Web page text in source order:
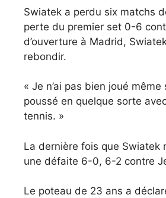
Swiatek a perdu six matchs
perte du premier set 0-6
d’ouverture à Madrid,
rebondir.
« Je n’ai pas bien joué
poussé en quelque sorte
tennis. »
La dernière fois que Swiatek
une défaite 6-0, 6-2 contre
Le poteau de 23 ans a